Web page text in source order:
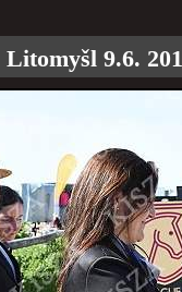
Litomyšl 9.6.